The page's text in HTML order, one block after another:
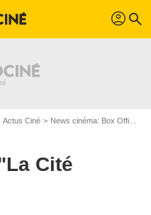
profil search
Actus Ciné News cinéma: Box Office
Cité